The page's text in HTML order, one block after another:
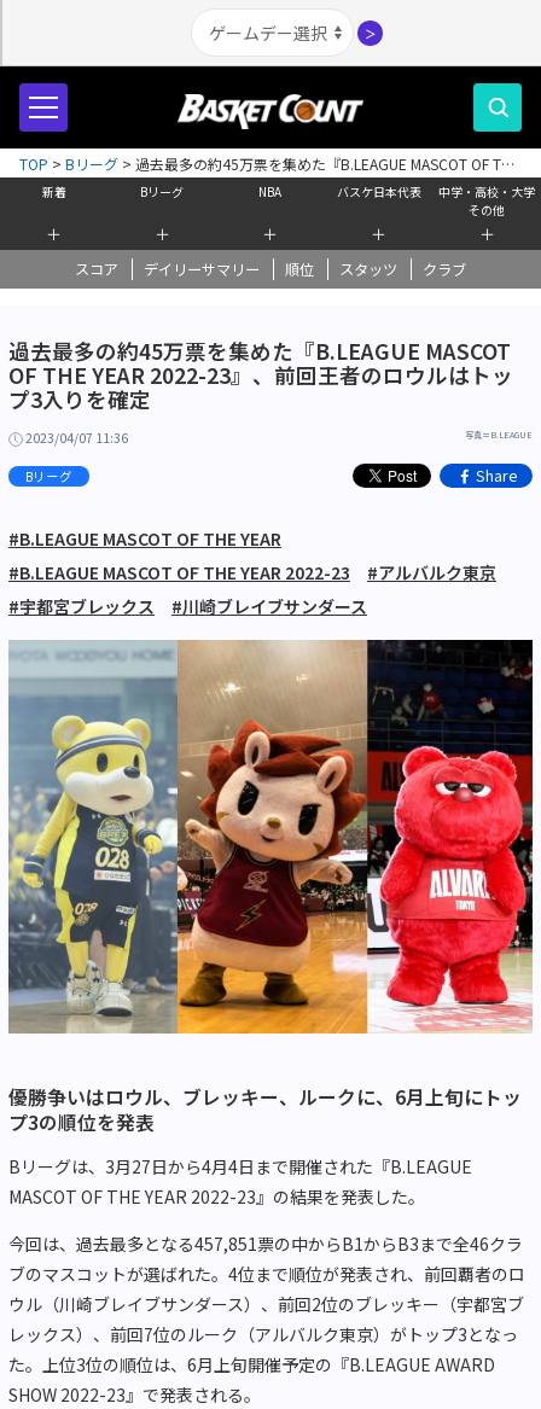
＞
新着
＋
Bリーグ
＋
NBA
＋
バスケ日本代表
＋
中学・高校・大学
その他
＋
スコア デイリーサマリー 順位 スタッツ クラブ
TOP > Bリーグ > 過去最多の約45万票を集めた『B.LEAGUE MASCOT OF THE
YEAR 2022-23』、前回王者のロウルはトップ3入りを確定
過去最多の約45万票を集めた『B.LEAGUE MASCOT
OF THE YEAR 2022-23』、前回王者のロウルはトッ
プ3入りを確定
2023/04/07 11:36 写真＝B.LEAGUE
Bリーグ Share
#B.LEAGUE MASCOT OF THE YEAR
#B.LEAGUE MASCOT OF THE YEAR 2022-23
#アルバルク東京
#宇都宮ブレックス
#川崎ブレイブサンダース
優勝争いはロウル、ブレッキー、ルークに、6月上旬にトッ
プ3の順位を発表
Bリーグは、3月27日から4月4日まで開催された『B.LEAGUE
MASCOT OF THE YEAR 2022-23』の結果を発表した。
今回は、過去最多となる457,851票の中からB1からB3まで全46クラ
ブのマスコットが選ばれた。4位まで順位が発表され、前回覇者のロ
ウル（川崎ブレイブサンダース）、前回2位のブレッキー（宇都宮ブ
レックス）、前回7位のルーク（アルバルク東京）がトップ3となっ
た。上位3位の順位は、6月上旬開催予定の『B.LEAGUE AWARD
SHOW 2022-23』で発表される。